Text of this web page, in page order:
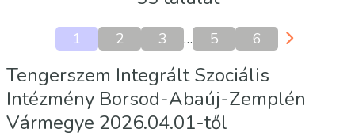
1 2 3 … 5 6
Tengerszem Integrált Szociális
Intézmény Borsod-Abaúj-Zemplén
Vármegye 2026.04.01-től